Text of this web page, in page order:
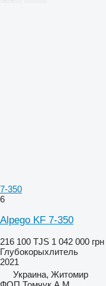
7-350
6
Alpego KF 7-350
216 100 TJS 1 042 000 грн
Глубокорыхлитель
2021
Украина, Житомир